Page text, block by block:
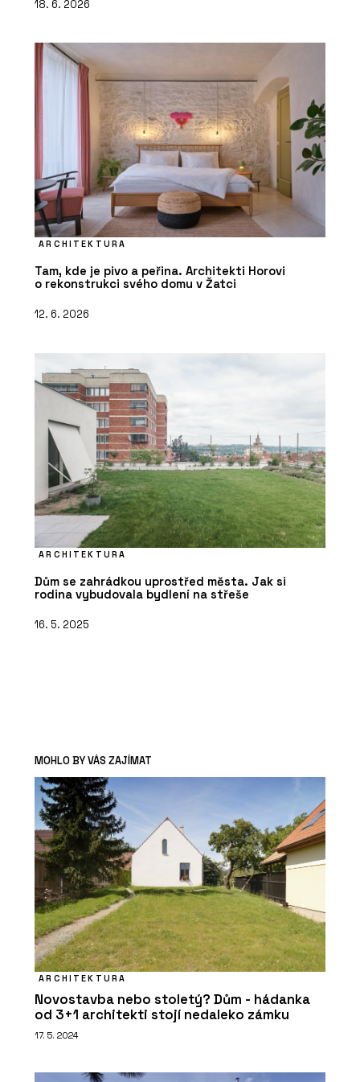
18. 6. 2026
ARCHITEKTURA
Tam, kde je pivo a peřina. Architekti Horovi
o rekonstrukci svého domu v Žatci
12. 6. 2026
ARCHITEKTURA
Dům se zahrádkou uprostřed města. Jak si
rodina vybudovala bydlení na střeše
16. 5. 2025
MOHLO BY VÁS ZAJÍMAT
ARCHITEKTURA
Novostavba nebo stoletý? Dům - hádanka
od 3+1 architekti stojí nedaleko zámku
17. 5. 2024